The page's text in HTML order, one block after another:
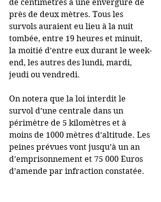
de centimètres à une envergure de
près de deux mètres. Tous les
survols auraient eu lieu à la nuit
tombée, entre 19 heures et minuit,
la moitié d’entre eux durant le week-
end, les autres des lundi, mardi,
jeudi ou vendredi.
On notera que la loi interdit le
survol d’une centrale dans un
périmètre de 5 kilomètres et à
moins de 1000 mètres d’altitude. Les
peines prévues vont jusqu’à un an
d’emprisonnement et 75 000 Euros
d’amende par infraction constatée.